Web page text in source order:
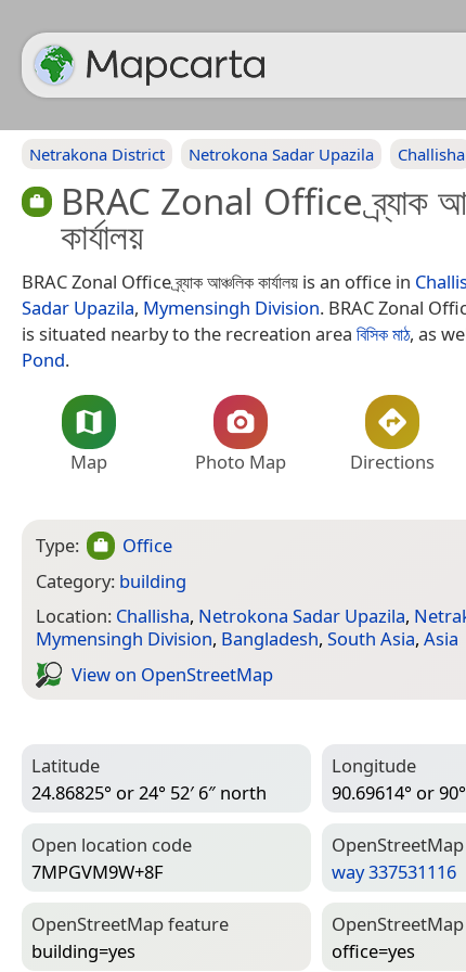
Netrakona District Netrokona Sadar Upazila Challisha
BRAC Zonal Office ব্র্যাক
কার্যালয়
BRAC Zonal Office ব্র্যাক আঞ্চলিক কার্যালয় is an office in
Sadar Upazila, Mymensingh Division. BRAC Zonal Office
is situated nearby to the recreation area বিসিক মাঠ, as
Pond.
Map Photo Map Directions
Type:
Office
Category: building
Location: Challisha, Netrokona Sadar Upazila,
Mymensingh Division, Bangladesh, South Asia, Asia
View on Open­Street­Map
Latitude
24.86825° or 24° 52′ 6″ north
Longitude
90.69614° or
Open location code
7MPGVM9W+8F
way 337531116
Open­Street­Map feature
building=­yes
office=­yes